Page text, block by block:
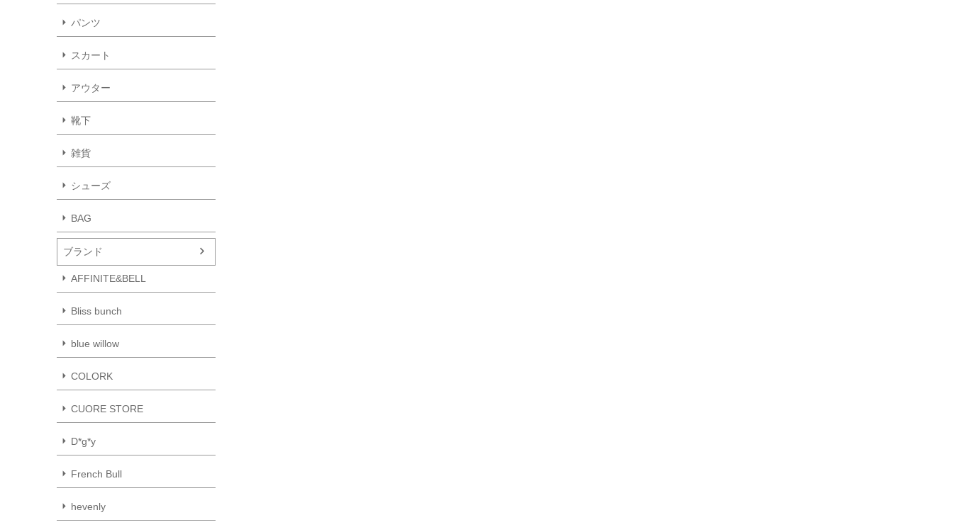
パンツ
スカート
アウター
靴下
雑貨
シューズ
BAG
ブランド
AFFINITE&BELL
Bliss bunch
blue willow
COLORK
CUORE STORE
D*g*y
French Bull
hevenly